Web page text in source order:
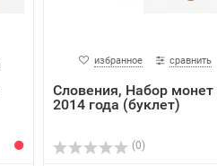
избранное сравнить
Словения, Набор монет
2014 года (буклет)
(0)